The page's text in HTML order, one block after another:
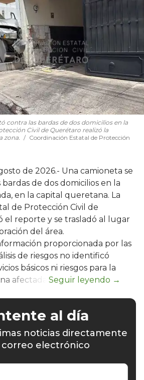
contra las bardas de dos domicilios en la
Civil de Querétaro realizó la
zona.
Coordinación Estatal de Protección
de 2026.- Una camioneta se
de dos domicilios en la
en la capital queretana. La
de Protección Civil de
el reporte y se trasladó al lugar
del área.
proporcionada por las
de riesgos no identificó
básicos ni riesgos para la
afectada.
al día
noticias directamente
electrónico